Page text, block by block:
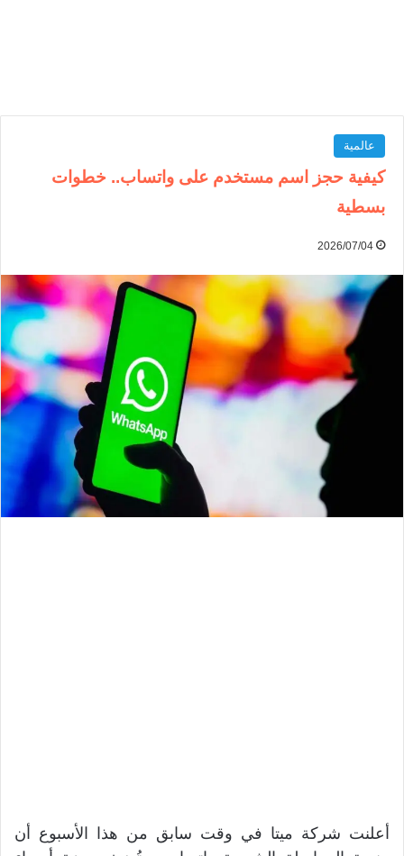
عالمية
كيفية حجز اسم مستخدم على واتساب.. خطوات
بسطية
2026/07/04
أعلنت شركة ميتا في وقت سابق من هذا الأسبوع أن